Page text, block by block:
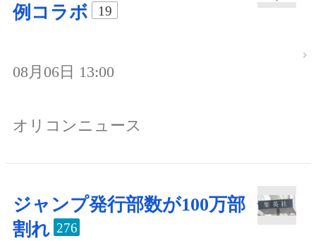
例コラボ
19
08月06日 13:00
オリコンニュース
ジャンプ発行部数が100万部
割れ 276